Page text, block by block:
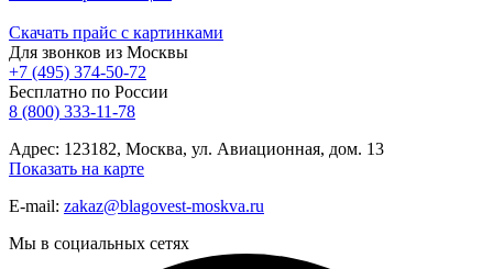
Скачать прайс с картинками
Для звонков из Москвы
+7 (495) 374-50-72
Бесплатно по России
8 (800) 333-11-78
Адрес: 123182, Москва, ул. Авиационная, дом. 13
Показать на карте
E-mail: zakaz@blagovest-moskva.ru
Мы в социальных сетях